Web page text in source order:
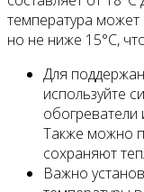
температура может
но не ниже 15°C,
Для
используйте
обогреватели
Также можно
сохраняют
Важно